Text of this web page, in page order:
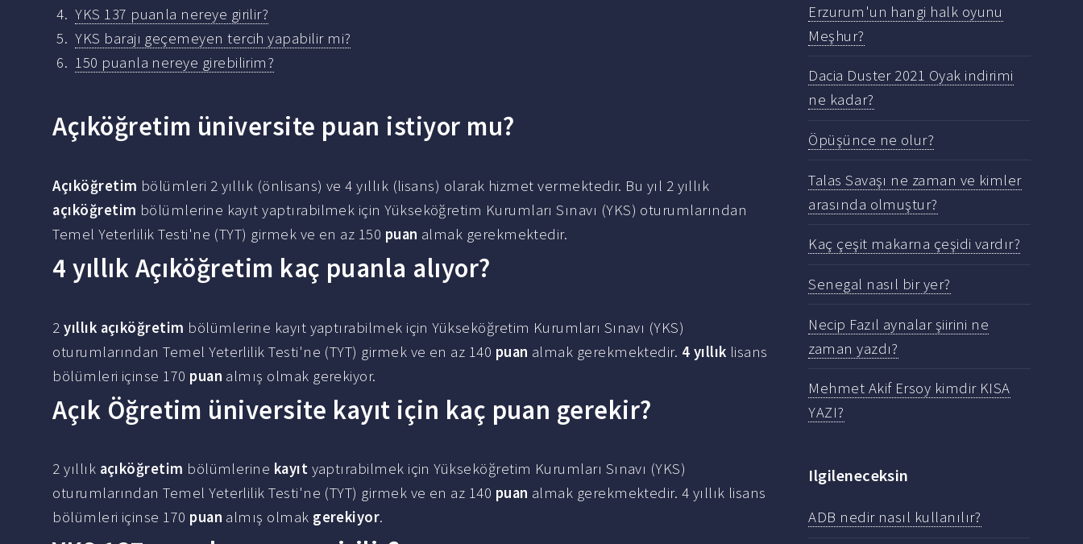
YKS 137 puanla nereye girilir?
YKS barajı geçemeyen tercih yapabilir mi?
150 puanla nereye girebilirim?
Açıköğretim üniversite puan istiyor mu?
Açıköğretim bölümleri 2 yıllık (önlisans) ve 4 yıllık (lisans) olarak hizmet vermektedir. Bu yıl 2 yıllık
açıköğretim bölümlerine kayıt yaptırabilmek için Yükseköğretim Kurumları Sınavı (YKS) oturumlarından
Temel Yeterlilik Testi'ne (TYT) girmek ve en az 150 puan almak gerekmektedir.
4 yıllık Açıköğretim kaç puanla alıyor?
2yıllık açıköğretim bölümlerine kayıt yaptırabilmek için Yükseköğretim Kurumları Sınavı (YKS)
oturumlarından Temel Yeterlilik Testi'ne (TYT) girmek ve en az 140 puan almak gerekmektedir. 4 yıllık lisans
bölümleri içinse 170 puan almış olmak gerekiyor.
Açık Öğretim üniversite kayıt için kaç puan gerekir?
2 yıllık açıköğretim bölümlerine kayıt yaptırabilmek için Yükseköğretim Kurumları Sınavı (YKS)
oturumlarından Temel Yeterlilik Testi'ne (TYT) girmek ve en az 140 puan almak gerekmektedir. 4 yıllık lisans
bölümleri içinse 170 puan almış olmak gerekiyor.
Erzurum'un hangi halk oyunu
Meşhur?
Dacia Duster 2021 Oyak indirimi
ne kadar?
Öpüşünce ne olur?
Talas Savaşı ne zaman ve kimler
arasında olmuştur?
Kaç çeşit makarna çeşidi vardır?
Senegal nasıl bir yer?
Necip Fazıl aynalar şiirini ne
zaman yazdı?
Mehmet Akif Ersoy kimdir KISA
YAZI?
Ilgileneceksin
ADB nedir nasıl kullanılır?